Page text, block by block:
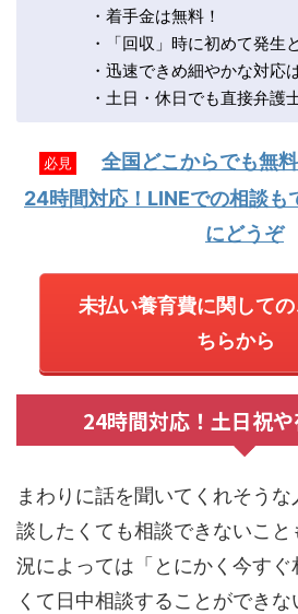
・着手金は無料！
・「回収」時に初めて発生
・迅速できめ細やかな対応
・土日・休日でも直接弁護
必見
全国どこからでも無
24時間対応！LINEでの相談も
にどうぞ
未払い養育費に関しての
ちらから
24時間対応！土日祝や
まわりに話を聞いてくれそう
談したくても相談できないこ
況によっては「とにかく今すぐ
くて日中相談することができ